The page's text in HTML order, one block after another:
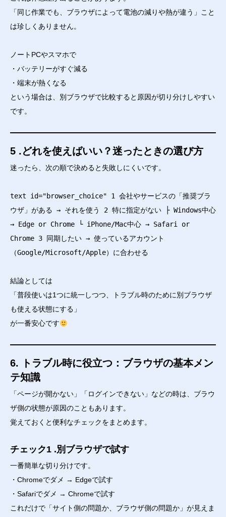
「同じ作業でも、ブラウザによって電池の減りや熱が違う」こと
は珍しくありません。
ノートPCやスマホで
・バッテリーがすぐ減る
・端末が熱くなる
という場合は、別ブラウザで比較すると原因が切り分けしやすい
です。
5 .どれを使えばいい？迷ったときの選び方
迷ったら、次の順で決めると失敗しにくいです。
text id="browser_choice" 1 会社やサービスの「推奨ブラ
ウザ」がある → それを使う 2 特に指定がない ├ Windows中心
→ Edge or Chrome └ iPhone/Mac中心 → Safari or
Chrome 3 同期したい → 使っているアカウント
（Google/Microsoft/Apple）に合わせる
結論としては
「普段使いは1つに統一しつつ、トラブル時のために別ブラウザ
も使える状態にする」
が一番安心です
6. トラブル時に役立つ：ブラウザの基本メン
テ知識
「ページが開かない」「ログインできない」などの時は、ブラウ
ザ側の状態が原因のこともあります。
覚えておくと便利なチェックをまとめます。
チェック1 .別ブラウザで試す
一番簡単な切り分けです。
・Chromeでダメ → Edgeで試す
・Safariでダメ → Chromeで試す
これだけで「サイト側の問題か、ブラウザ側の問題か」が見えま